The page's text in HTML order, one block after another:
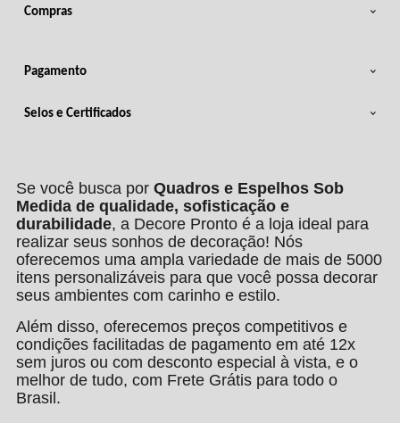
Compras
Pagamento
Selos e Certificados
Se você busca por Quadros e Espelhos Sob
Medida de qualidade, sofisticação e
durabilidade, a Decore Pronto é a loja ideal para
realizar seus sonhos de decoração! Nós
oferecemos uma ampla variedade de mais de 5000
itens personalizáveis para que você possa decorar
seus ambientes com carinho e estilo.
Além disso, oferecemos preços competitivos e
condições facilitadas de pagamento em até 12x
sem juros ou com desconto especial à vista, e o
melhor de tudo, com Frete Grátis para todo o
Brasil.